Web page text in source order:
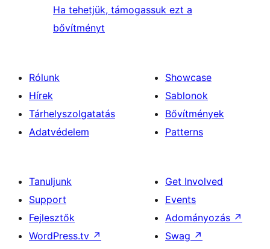
Ha tehetjük, támogassuk ezt a
bővítményt
Rólunk
Hírek
Tárhelyszolgatatás
Adatvédelem
Showcase
Sablonok
Bővítmények
Patterns
Tanuljunk
Support
Fejlesztők
WordPress.tv ↗
Get Involved
Events
Adományozás ↗
Swag ↗